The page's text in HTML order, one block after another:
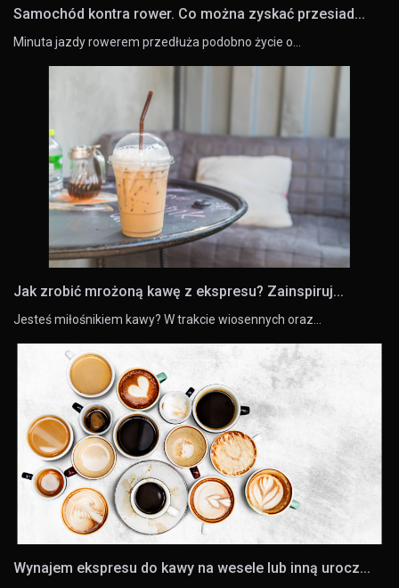
Samochód kontra rower. Co można zyskać przesiad...
Minuta jazdy rowerem przedłuża podobno życie o…
Jak zrobić mrożoną kawę z ekspresu? Zainspiruj...
Jesteś miłośnikiem kawy? W trakcie wiosennych oraz…
Wynajem ekspresu do kawy na wesele lub inną urocz...